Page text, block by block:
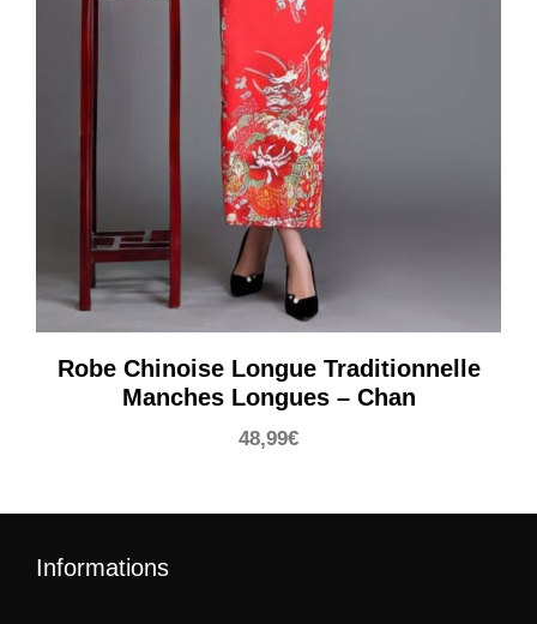
Robe Chinoise Longue Traditionnelle
Manches Longues – Chan
48,99€
Informations